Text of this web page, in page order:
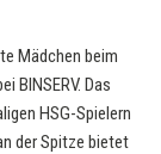
Mädchen beim
BINSERV. Das
HSG-Spielern
der Spitze bietet